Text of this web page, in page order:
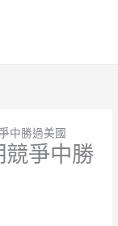
中勝過美國
爭中勝